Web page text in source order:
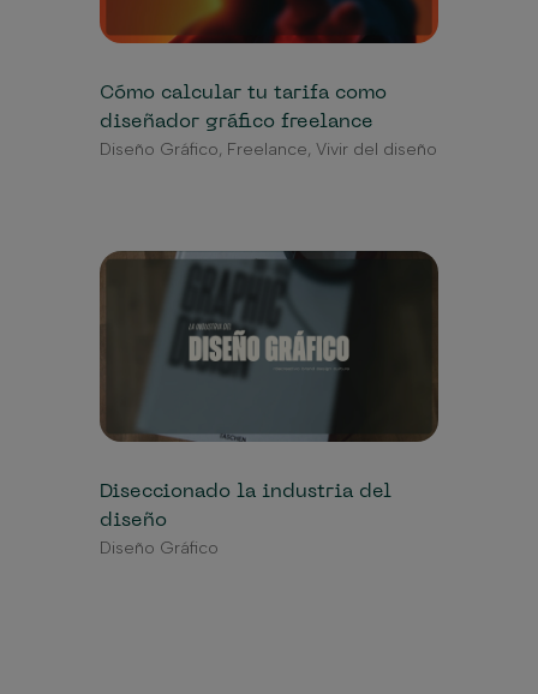
Cómo calcular tu tarifa como
diseñador gráfico freelance
Diseño Gráfico, Freelance, Vivir del diseño
Diseccionado la industria del
diseño
Diseño Gráfico